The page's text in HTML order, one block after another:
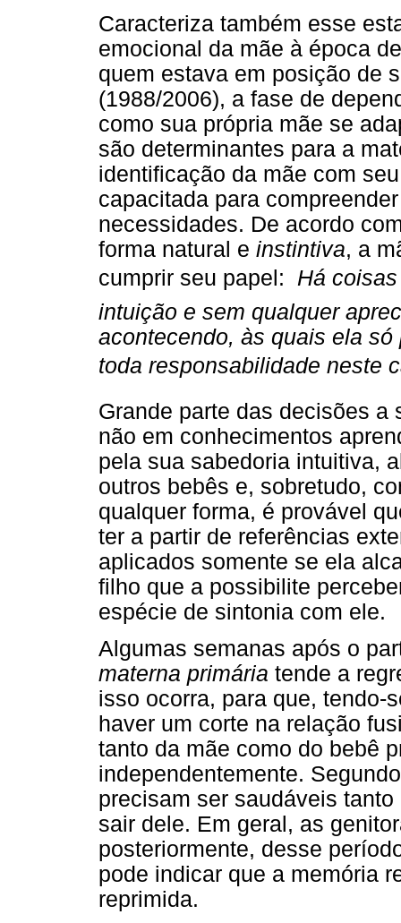
Caracteriza também esse
emocional da mãe à época
quem estava em posição de
(1988/2006), a fase de
como sua própria mãe se
são determinantes para a
identificação da mãe com
capacitada para
necessidades. De acordo
forma natural e instintiva, a
cumprir seu papel:  Há
intuição e sem qualquer
acontecendo, às quais ela
toda responsabilidade neste
Grande parte das decisões a
não em conhecimentos
pela sua sabedoria intuitiva,
outros bebês e, sobretudo,
qualquer forma, é provável
ter a partir de referências
aplicados somente se ela
filho que a possibilite
espécie de sintonia com ele.
Algumas semanas após o
materna primária tende a
isso ocorra, para que, tendo-
haver um corte na relação
tanto da mãe como do bebê
independentemente.
precisam ser saudáveis
sair dele. Em geral, as
posteriormente, desse
pode indicar que a memória
reprimida.